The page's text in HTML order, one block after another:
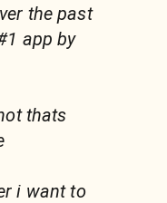
the past
app by
thats
i want to